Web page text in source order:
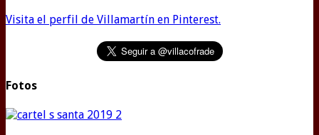
Visita el perfil de Villamartín en Pinterest.
Fotos